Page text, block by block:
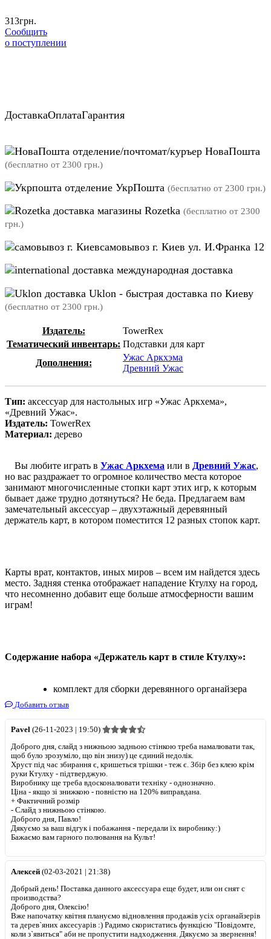
313грн.
Сообщить
о поступлении
ДоставкаОплатаГарантия
отделение/почтомат/куръер НоваПошта
(бесплатно от 2300 грн.)
отделение УкрПошта (бесплатно от 2300 грн.)
магазины Rozetka (бесплатно от 2300
грн.)
самовывоз г. Киев ул. И.Франка 12
международная доставка
Uklon - быстрая доставка по Киеву
(бесплатно от 2300 грн.)
Издатель:
TowerRex
Тематический инвентарь: Подставки для карт
Дополнения:
Ужас Аркхэма
Древний Ужас
Тип: аксессуар для настольных игр «Ужас Аркхема»,
«Древний Ужас».
Издатель: TowerRex
Материал: дерево
Вы любите играть в Ужас Аркхема или в Древний Ужас,
но вас раздражает то огромное количество места которое
занимают многочисленные стопки карт этих игр, к которым
бывает даже трудно дотянуться? Не беда. Предлагаем вам
замечательный аксессуар – двухэтажный деревянный
держатель карт, в котором поместится 12 разных стопок карт.
Карты врат, контактов, иных миров – всем им найдется здесь
место. Задняя стенка отображает нападение Ктулху на город,
что несомненно добавит еще больше атмосферности вашим
играм!
Содержание набора «Держатель карт в стиле Ктулху»:
комплект для сборки деревянного органайзера
Добавить отзыв
Pavel (26-11-2023 | 19:50)
Доброго дня, слайд з нижньою задньою стінкою треба намалювати так,
щоб було зрозуміло, що він знизу) це єдиний недолік.
Хруст під час збирання є, кришеться трішки - теж є. Збір без клею крім
руки Ктулху - підтверджую.
Виробнику ще треба вдосконалювати техніку - однозначно.
Ціна - якщо зі знижкою - повністю на 120% виправдана.
+Фактичний розмір
-Слайд з нижньою стінкою.
Доброго дня, Павло!
Дякуємо за ваш відгук і побажання - передали їх виробнику:)
Бажаємо вам гарного полювання на Культ!
Алексей (02-03-2021 | 21:38)
Добрый день! Поставка данного аксессуара еще будет, или он снят с
производства?
Доброго дня, Олексію!
Вже напочатку квітня плануємо відновлення продажів усіх органайзерів
та дерев`яних аксесуарів :) Радимо скористатись функцією "Повідомте,
коли з`явиться" аби не пропустити надходження. Дякуємо за звернення!